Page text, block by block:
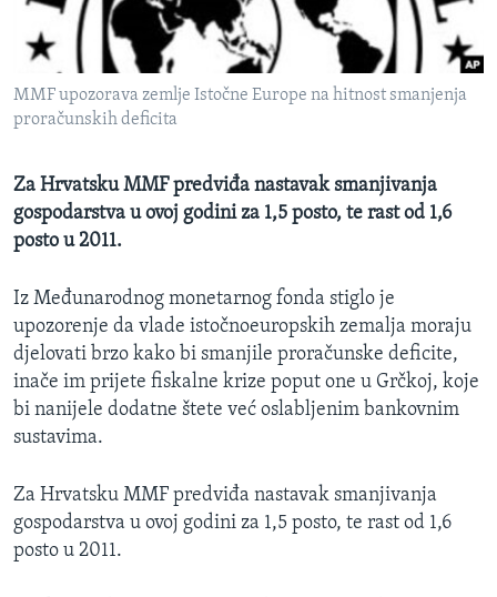
MAGAZIN
O GLASU AMERIKE
Learning English
PRATITE NAS
Jezici
MMF upozorava zemlje Istočne Europe na hitnost smanjenja
proračunskih deficita
Za Hrvatsku MMF predviđa nastavak smanjivanja
gospodarstva u ovoj godini za 1,5 posto, te rast od 1,6
posto u 2011.
Iz Međunarodnog monetarnog fonda stiglo je
upozorenje da vlade istočnoeuropskih zemalja moraju
djelovati brzo kako bi smanjile proračunske deficite,
inače im prijete fiskalne krize poput one u Grčkoj, koje
bi nanijele dodatne štete već oslabljenim bankovnim
sustavima.
Za Hrvatsku MMF predviđa nastavak smanjivanja
gospodarstva u ovoj godini za 1,5 posto, te rast od 1,6
posto u 2011.